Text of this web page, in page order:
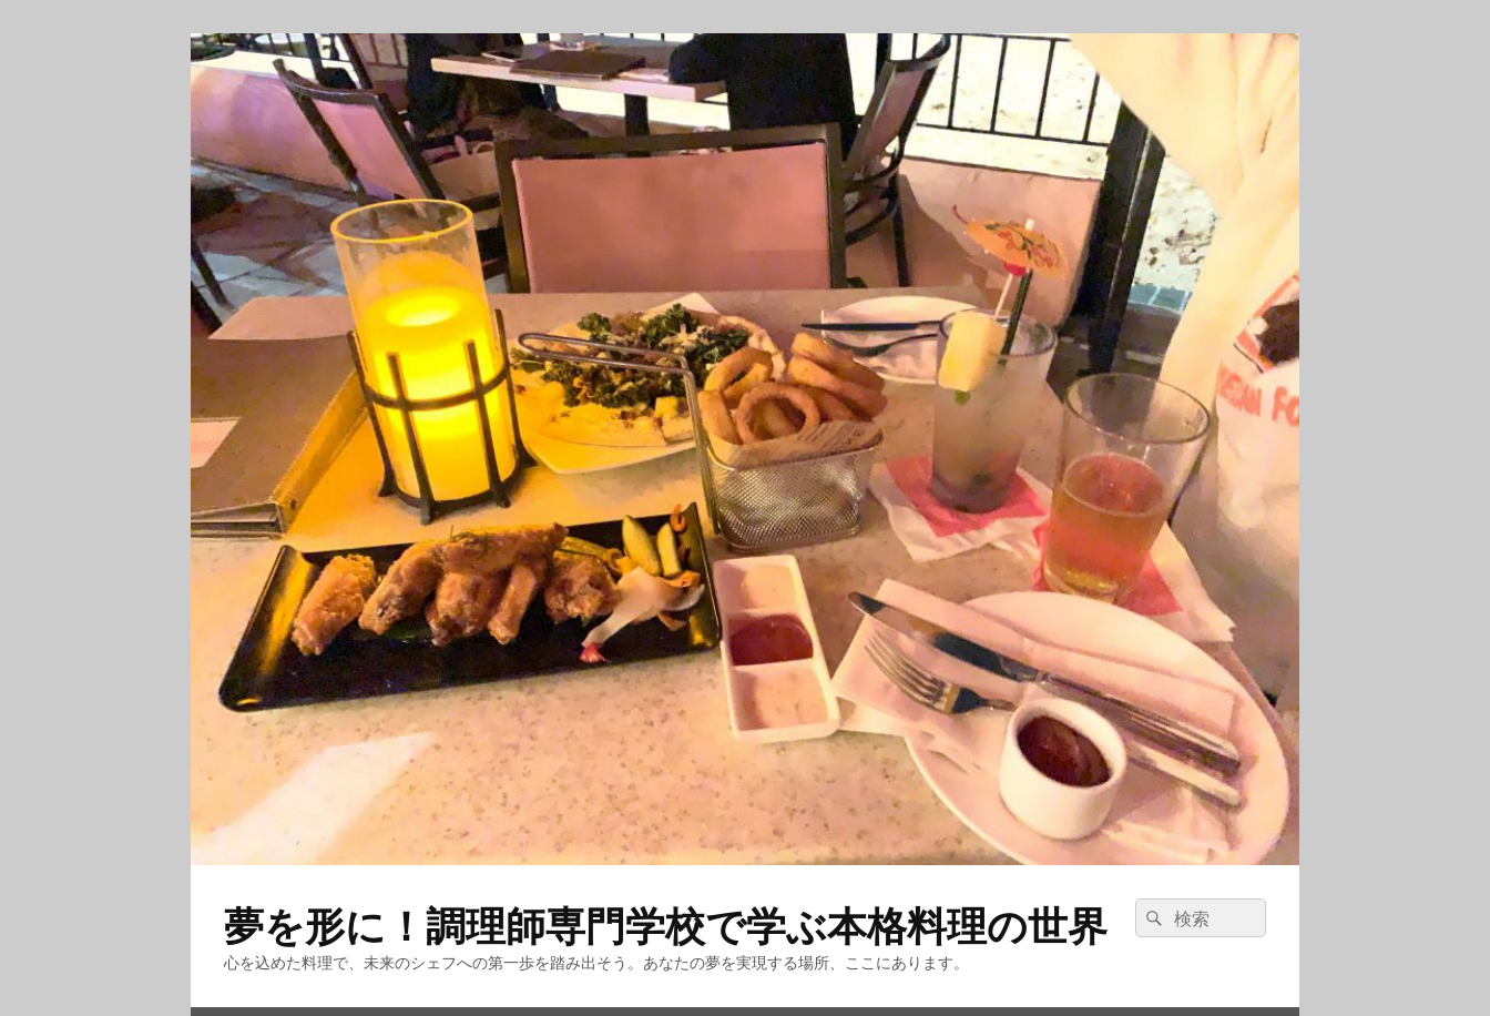
夢を形に！調理師専門学校で学ぶ本格料理の世界
心を込めた料理で、未来のシェフへの第一歩を踏み出そう。あなたの夢を実現する場所、ここにあります。
検
索:
検
索